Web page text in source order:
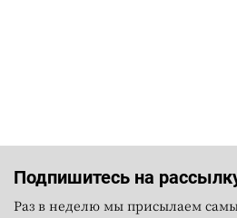
Подпишитесь на
Раз в неделю мы присылаем